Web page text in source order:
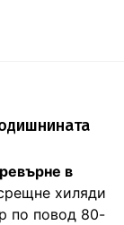
в
хиляди
по повод 80-